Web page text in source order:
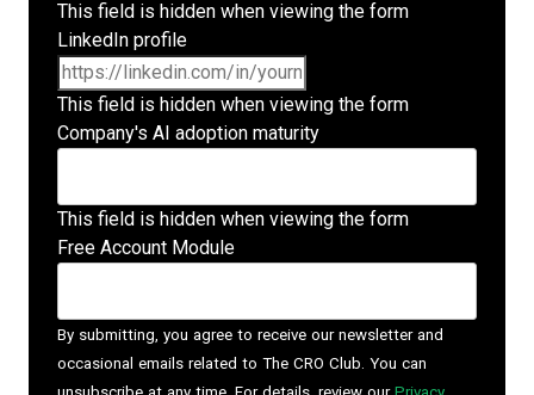
This field is hidden when viewing the form
LinkedIn profile
This field is hidden when viewing the form
Company's AI adoption maturity
This field is hidden when viewing the form
Free Account Module
By submitting, you agree to receive our newsletter and
occasional emails related to The CRO Club. You can